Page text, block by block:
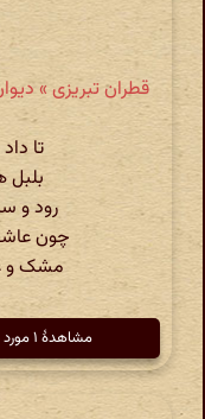
تا
بلبل
رود و
چون
مشک و
مشاهدهٔ ۱ مورد هم آهنگ دیگر از قطران تبریزی